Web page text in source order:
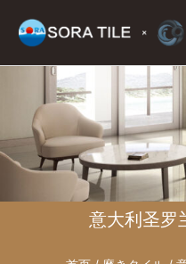
意大利圣罗